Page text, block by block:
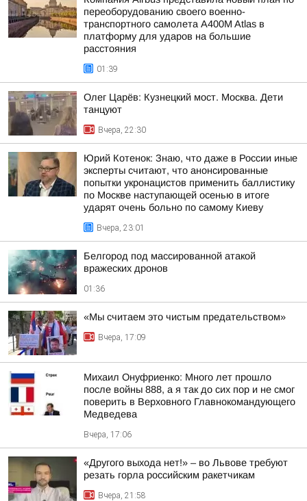
переоборудованию своего военно-
транспортного самолета A400M Atlas в
платформу для ударов на большие
расстояния
01:39
Олег Царёв: Кузнецкий мост. Москва. Дети
танцуют
Вчера, 22:30
Юрий Котенок: Знаю, что даже в России иные
эксперты считают, что анонсированные
попытки укронацистов применить баллистику
по Москве наступающей осенью в итоге
ударят очень больно по самому Киеву
Вчера, 23:01
Белгород под массированной атакой
вражеских дронов
01:36
«Мы считаем это чистым предательством»
Вчера, 17:09
Михаил Онуфриенко: Много лет прошло
после войны 888, а я так до сих пор и не смог
поверить в Верховного Главнокомандующего
Медведева
Вчера, 17:06
«Другого выхода нет!» – во Львове требуют
резать горла российским ракетчикам
Вчера, 21:58